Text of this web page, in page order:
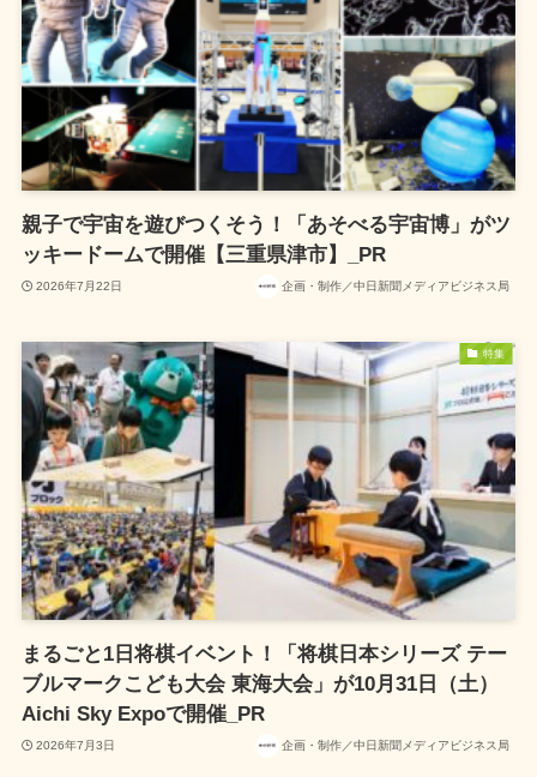
親子で宇宙を遊びつくそう！「あそべる宇宙博」がツ
ッキードームで開催【三重県津市】_PR
2026年7月22日 企画・制作／中日新聞メディアビジネス局
特集
まるごと1日将棋イベント！「将棋日本シリーズ テー
ブルマークこども大会 東海大会」が10月31日（土）
Aichi Sky Expoで開催_PR
2026年7月3日 企画・制作／中日新聞メディアビジネス局